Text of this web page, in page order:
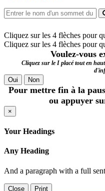
Cliquez sur les 4 flèches pour
Cliquez sur les 4 flèches pour
Voulez-vous
Cliquez sur le I placé tout en
Oui Non
Pour mettre fin à la
ou appuyer
×
Your Headings
Any Heading
And a paragraph with a full
Close Print